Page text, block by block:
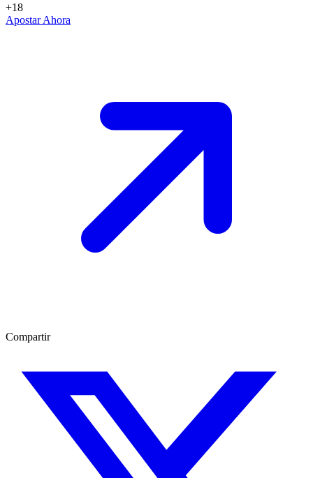
+18
Apostar Ahora
Compartir